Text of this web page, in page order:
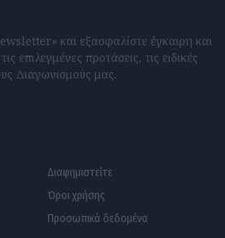
και εξασφαλίστε έγκαιρη και
επιλεγμένες προτάσεις, τις ειδικές
Διαγωνισμούς μας.
Διαφημιστείτε
Όροι χρήσης
Προσωπικά δεδομένα